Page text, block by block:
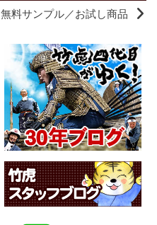
無料サンプル／お試し商品